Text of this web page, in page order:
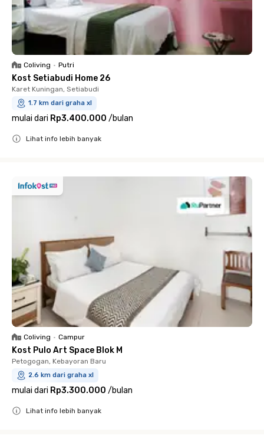
Coliving • Putri
Kost Setiabudi Home 26
Karet Kuningan, Setiabudi
1.7 km dari graha xl
mulai dari Rp3.400.000 /bulan
Lihat info lebih banyak
Coliving • Campur
Kost Pulo Art Space Blok M
Petogogan, Kebayoran Baru
2.6 km dari graha xl
mulai dari Rp3.300.000 /bulan
Lihat info lebih banyak